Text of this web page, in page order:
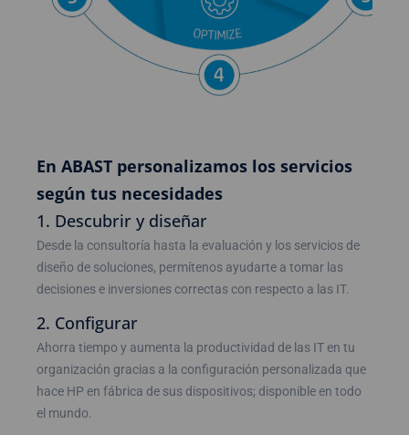
En ABAST personalizamos los servicios
según tus necesidades
1. Descubrir y diseñar
Desde la consultoría hasta la evaluación y los servicios de
diseño de soluciones, permítenos ayudarte a tomar las
decisiones e inversiones correctas con respecto a las IT.
2. Configurar
Ahorra tiempo y aumenta la productividad de las IT en tu
organización gracias a la configuración personalizada que
hace HP en fábrica de sus dispositivos; disponible en todo
el mundo.